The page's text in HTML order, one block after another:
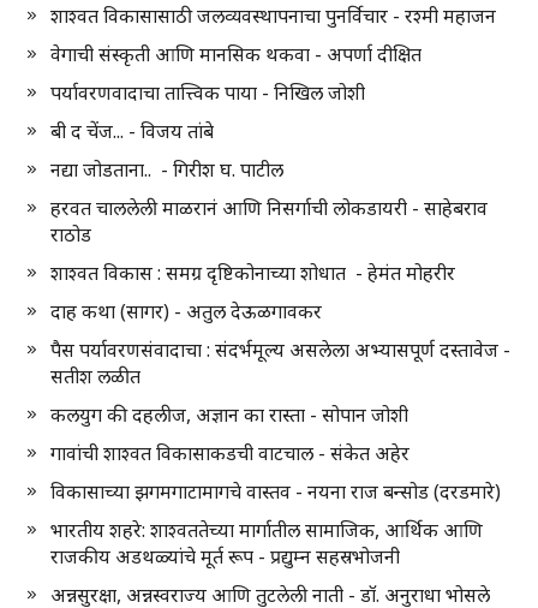
शाश्वत विकासासाठी जलव्यवस्थापनाचा पुनर्विचार - रश्मी महाजन
वेगाची संस्कृती आणि मानसिक थकवा - अपर्णा दीक्षित
पर्यावरणवादाचा तात्त्विक पाया - निखिल जोशी
बी द चेंज... - विजय तांबे
नद्या जोडताना.. - गिरीश घ. पाटील
हरवत चाललेली माळरानं आणि निसर्गाची लोकडायरी - साहेबराव
राठोड
शाश्वत विकास : समग्र दृष्टिकोनाच्या शोधात - हेमंत मोहरीर
दाह कथा (सागर) - अतुल देऊळगावकर
पैस पर्यावरणसंवादाचा : संदर्भमूल्य असलेला अभ्यासपूर्ण दस्तावेज -
सतीश लळीत
कलयुग की दहलीज, अज्ञान का रास्ता - सोपान जोशी
गावांची शाश्वत विकासाकडची वाटचाल - संकेत अहेर
विकासाच्या झगमगाटामागचे वास्तव - नयना राज बन्सोड (दरडमारे)
भारतीय शहरे: शाश्वततेच्या मार्गातील सामाजिक, आर्थिक आणि
राजकीय अडथळ्यांचे मूर्त रूप - प्रद्युम्न सहस्रभोजनी
अन्नसुरक्षा, अन्नस्वराज्य आणि तुटलेली नाती - डॉ. अनुराधा भोसले